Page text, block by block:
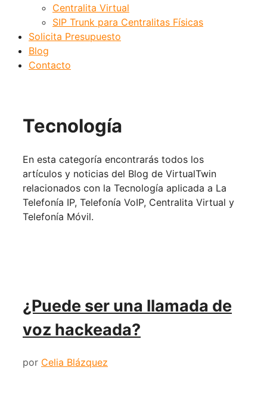
Centralita Virtual
SIP Trunk para Centralitas Físicas
Solicita Presupuesto
Blog
Contacto
Tecnología
En esta categoría encontrarás todos los
artículos y noticias del Blog de VirtualTwin
relacionados con la Tecnología aplicada a La
Telefonía IP, Telefonía VoIP, Centralita Virtual y
Telefonía Móvil.
¿Puede ser una llamada de
voz hackeada?
por Celia Blázquez